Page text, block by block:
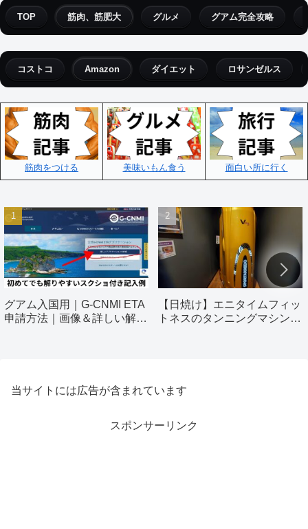
TOP 筋肉、筋肥大 グルメ グアム完全攻略
コストコ Amazon ダイエット ロサンゼルス
筋肉をつける 美味いもん食う 面白い所に行く
グアム入国用｜G-CNMI ETA
申請方法｜画像＆詳しい解説
【日焼け】エニタイムフィッ
トネスのタンニングマシン使
当サイトには広告が含まれています
スポンサーリンク